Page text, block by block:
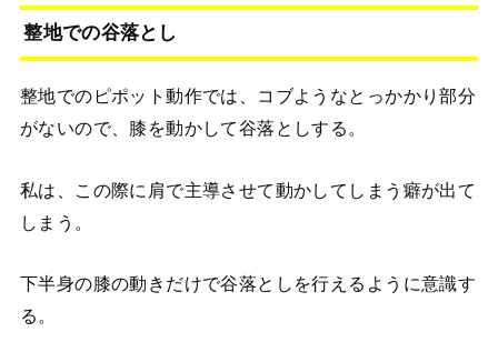
整地での谷落とし
整地でのピポット動作では、コブようなとっかかり部分
がないので、膝を動かして谷落としする。
私は、この際に肩で主導させて動かしてしまう癖が出て
しまう。
下半身の膝の動きだけで谷落としを行えるように意識す
る。